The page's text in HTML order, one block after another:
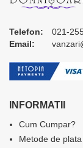
Telefon:
021-
Email:
INFORMATII
Cum Cumpar?
Metode de plata